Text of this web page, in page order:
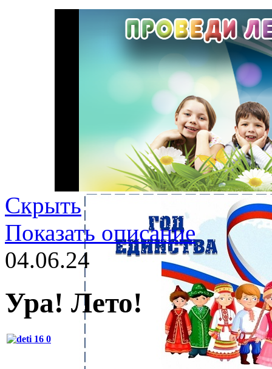
Скрыть
Показать описание
04.06.24
Ура! Лето!